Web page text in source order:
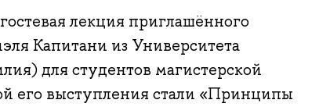
лекция приглашённого
Капитани из Университета
для студентов магистерской
его выступления стали «Принципы